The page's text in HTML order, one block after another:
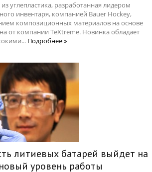
углепластика, разработанная лидером
инвентаря, компанией Bauer Hockey,
композиционных материалов на основе
от компании TeXtreme. Новинка обладает
Подробнее »
литиевых батарей выйдет на
уровень работы